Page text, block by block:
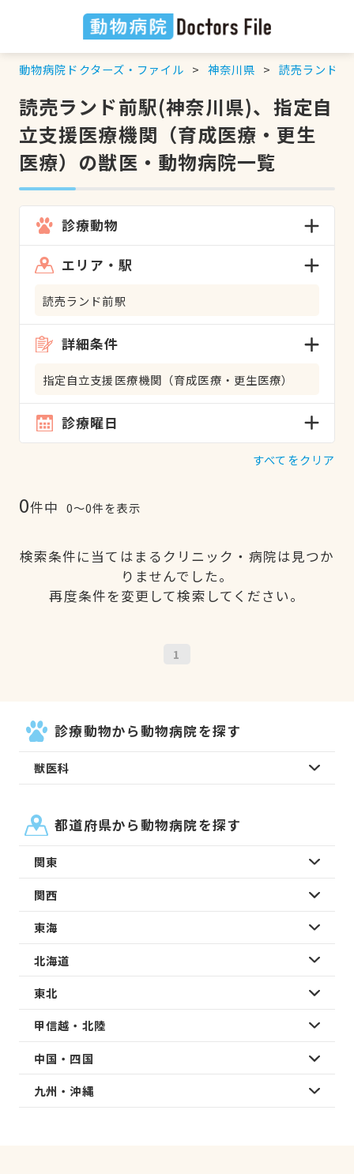
動物病院ドクターズ・ファイル 神奈川県 読売ランド前
読売ランド前駅(神奈川県)、指定自
立支援医療機関（育成医療・更生
医療）の獣医・動物病院一覧
診療動物
エリア・駅
読売ランド前駅
詳細条件
指定自立支援医療機関（育成医療・更生医療）
診療曜日
すべてをクリア
0件中 0〜0件を表示
検索条件に当てはまるクリニック・病院は見つか
りませんでした。
再度条件を変更して検索してください。
1
診療動物から動物病院を探す
獣医科
都道府県から動物病院を探す
関東
関西
東海
北海道
東北
甲信越・北陸
中国・四国
九州・沖縄